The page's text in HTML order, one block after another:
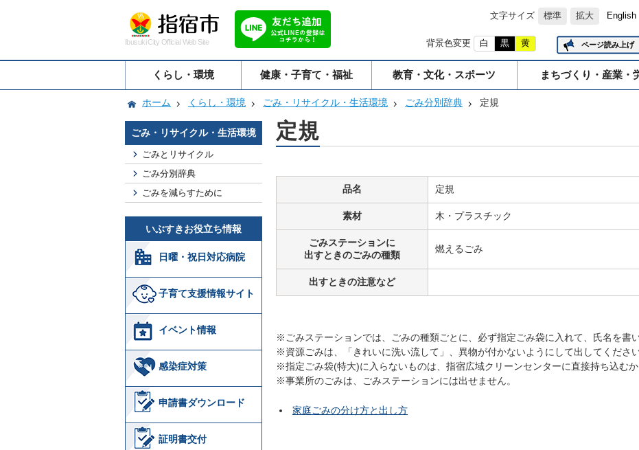
文字サイズ 標準 拡大 English
Ibusuki City Official Web Site 背景色変更 白 黒 黄 ページ読み上げ
くらし・環境 健康・子育て・福祉 教育・文化・スポーツ まちづくり・産業・
ホーム くらし・環境 ごみ・リサイクル・生活環境 ごみ分別辞典 定規
ごみ・リサイクル・生活環境
ごみとリサイクル
ごみ分別辞典
ごみを減らすために
いぶすきお役立ち情報
日曜・祝日対応病院
子育て支援情報サイト
イベント情報
感染症対策
申請書ダウンロード
証明書交付
定規
品名 定規
素材 木・プラスチック
ごみステーションに
出すときのごみの種類
燃えるごみ
出すときの注意など
※ごみステーションでは、ごみの種類ごとに、必ず指定ごみ袋に入れて、氏名を書
※資源ごみは、「きれいに洗い流して」、異物が付かないようにして出してください
※指定ごみ袋(特大)に入らないものは、指宿広域クリーンセンターに直接持ち込むか
※事業所のごみは、ごみステーションには出せません。
家庭ごみの分け方と出し方